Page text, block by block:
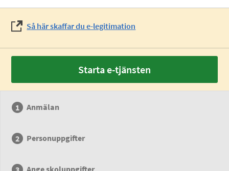
Så här skaffar du e-legitimation
Starta e-tjänsten
Anmälan
Personuppgifter
Ange skoluppgifter